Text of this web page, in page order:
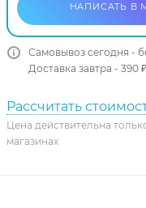
НАПИСАТЬ В
Самовывоз сегодня -
Доставка завтра - 390 ₽
Рассчитать
Цена действительна
магазинах